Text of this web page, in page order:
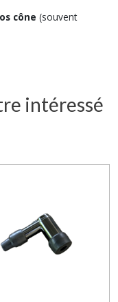
cône (souvent
intéressé